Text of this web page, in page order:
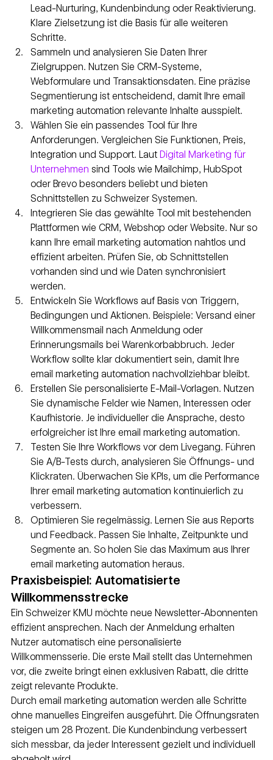
Lead-Nurturing, Kundenbindung oder Reaktivierung.
Klare Zielsetzung ist die Basis für alle weiteren
Schritte.
Sammeln und analysieren Sie Daten Ihrer
Zielgruppen. Nutzen Sie CRM-Systeme,
Webformulare und Transaktionsdaten. Eine präzise
Segmentierung ist entscheidend, damit Ihre email
marketing automation relevante Inhalte ausspielt.
Wählen Sie ein passendes Tool für Ihre
Anforderungen. Vergleichen Sie Funktionen, Preis,
Integration und Support. Laut Digital Marketing für
Unternehmen sind Tools wie Mailchimp, HubSpot
oder Brevo besonders beliebt und bieten
Schnittstellen zu Schweizer Systemen.
Integrieren Sie das gewählte Tool mit bestehenden
Plattformen wie CRM, Webshop oder Website. Nur so
kann Ihre email marketing automation nahtlos und
effizient arbeiten. Prüfen Sie, ob Schnittstellen
vorhanden sind und wie Daten synchronisiert
werden.
Entwickeln Sie Workflows auf Basis von Triggern,
Bedingungen und Aktionen. Beispiele: Versand einer
Willkommensmail nach Anmeldung oder
Erinnerungsmails bei Warenkorbabbruch. Jeder
Workflow sollte klar dokumentiert sein, damit Ihre
email marketing automation nachvollziehbar bleibt.
Erstellen Sie personalisierte E-Mail-Vorlagen. Nutzen
Sie dynamische Felder wie Namen, Interessen oder
Kaufhistorie. Je individueller die Ansprache, desto
erfolgreicher ist Ihre email marketing automation.
Testen Sie Ihre Workflows vor dem Livegang. Führen
Sie A/B-Tests durch, analysieren Sie Öffnungs- und
Klickraten. Überwachen Sie KPIs, um die Performance
Ihrer email marketing automation kontinuierlich zu
verbessern.
Optimieren Sie regelmässig. Lernen Sie aus Reports
und Feedback. Passen Sie Inhalte, Zeitpunkte und
Segmente an. So holen Sie das Maximum aus Ihrer
email marketing automation heraus.
Praxisbeispiel: Automatisierte
Willkommensstrecke
Ein Schweizer KMU möchte neue Newsletter-Abonnenten
effizient ansprechen. Nach der Anmeldung erhalten
Nutzer automatisch eine personalisierte
Willkommensserie. Die erste Mail stellt das Unternehmen
vor, die zweite bringt einen exklusiven Rabatt, die dritte
zeigt relevante Produkte.
Durch email marketing automation werden alle Schritte
ohne manuelles Eingreifen ausgeführt. Die Öffnungsraten
steigen um 28 Prozent. Die Kundenbindung verbessert
sich messbar, da jeder Interessent gezielt und individuell